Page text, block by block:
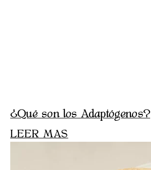
¿Qué son los Adaptógenos?
LEER MAS